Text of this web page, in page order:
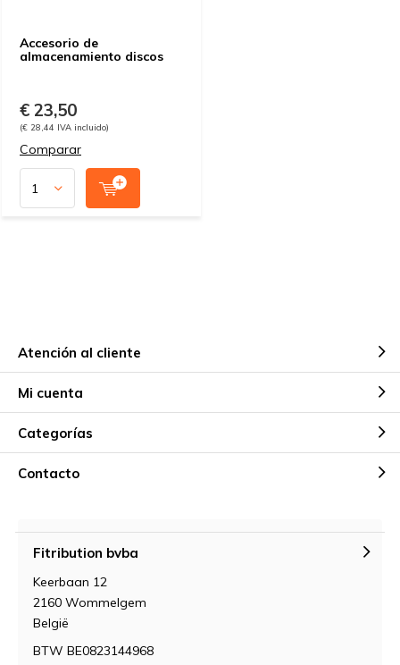
Accesorio de
almacenamiento discos
€ 23,50
(€ 28,44 IVA incluido)
Comparar
Atención al cliente
Mi cuenta
Categorías
Contacto
Fitribution bvba
Keerbaan 12
2160 Wommelgem
België
BTW BE0823144968